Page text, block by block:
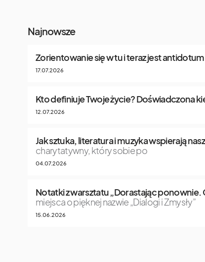
Najnowsze
Zorientowanie się w tu i teraz jest
17.07.2026
Kto definiuje Twoje życie? Doświadczona
12.07.2026
Jak sztuka, literatura i muzyka wspierają
charytatywny, który sobie po
04.07.2026
Notatki z warsztatu „Dorastając
miejsca o pięknej nazwie „Dialogi i Zmysły”
15.06.2026